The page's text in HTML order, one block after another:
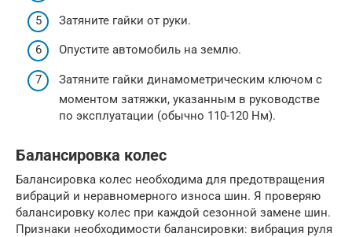
Затяните гайки от руки.
Опустите автомобиль на землю.
Затяните гайки динамометрическим ключом с
моментом затяжки, указанным в руководстве
по эксплуатации (обычно 110-120 Нм).
Балансировка колес
Балансировка колес необходима для предотвращения
вибраций и неравномерного износа шин. Я проверяю
балансировку колес при каждой сезонной замене шин.
Признаки необходимости балансировки: вибрация руля